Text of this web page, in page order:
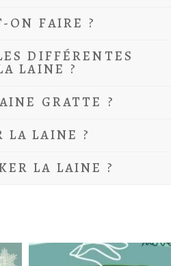
ON FAIRE ?
DIFFÉRENTES
LAINE ?
GRATTE ?
LA LAINE ?
LA LAINE ?